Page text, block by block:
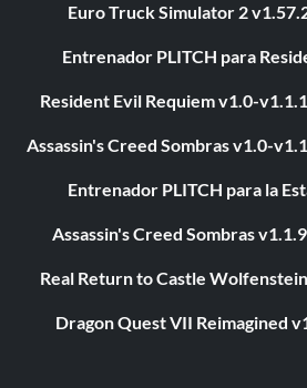
Euro Truck Simulator 2
Entrenador PLITCH para
Resident Evil Requiem v1.0-
Assassin's Creed Sombras v1.0-
Entrenador PLITCH para la
Assassin's Creed Sombras
Real Return to Castle
Dragon Quest VII Reimagined